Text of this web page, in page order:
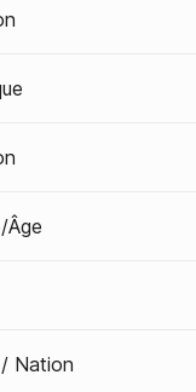
Âge
Nation